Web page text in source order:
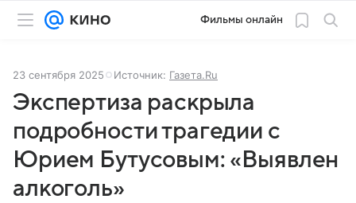
Фильмы онлайн
23 сентября 2025 Источник: Газета.Ru
Экспертиза раскрыла
подробности трагедии с
Юрием Бутусовым: «Выявлен
алкоголь»